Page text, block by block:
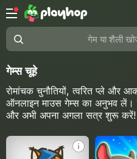
गेम या शैली खोजें
गेम्स चूहे
रोमांचक चुनौतियों, त्वरित प्ले और
ऑनलाइन माउस गेम्स का अनुभव लें।
और अभी अपना अगला सत्र शुरू करें!